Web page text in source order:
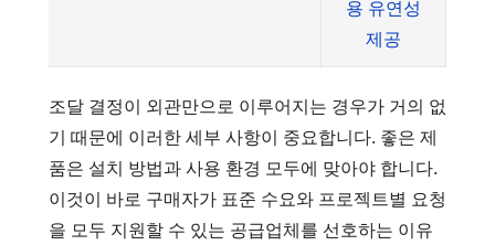
용 유연성
제공
조달 결정이 외관만으로 이루어지는 경우가 거의 없
기 때문에 이러한 세부 사항이 중요합니다. 좋은 제
품은 설치 방법과 사용 환경 모두에 맞아야 합니다.
이것이 바로 구매자가 표준 수요와 프로젝트별 요청
을 모두 지원할 수 있는 공급업체를 선호하는 이유